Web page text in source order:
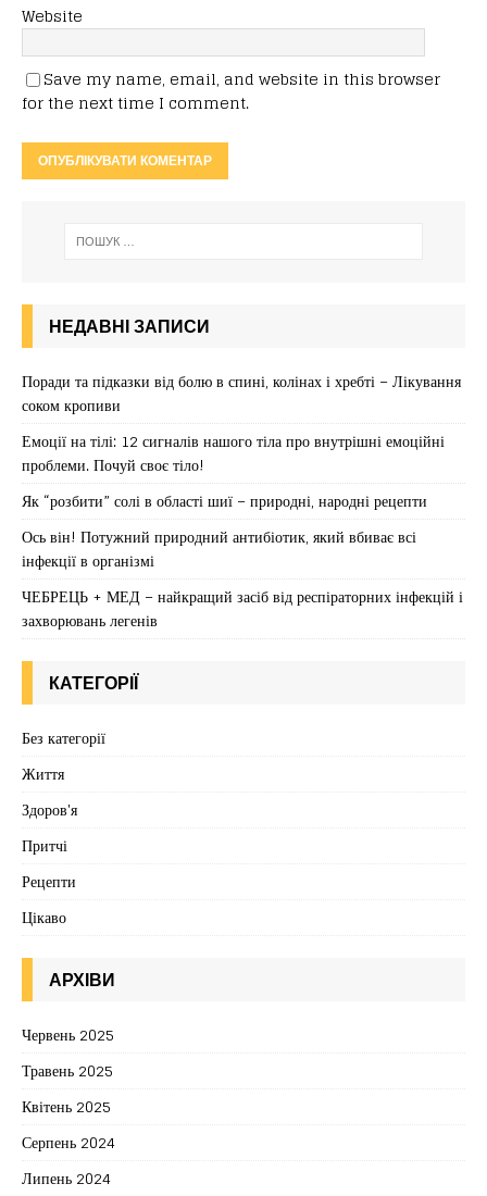
Website
Save my name, email, and website in this browser
for the next time I comment.
НЕДАВНІ ЗАПИСИ
Поради та підказки від болю в спині, колінах і хребті – Лікування
соком кропиви
Емоції на тілі: 12 сигналів нашого тіла про внутрішні емоційні
проблеми. Почуй своє тіло!
Як “розбити” солі в області шиї – природні, народні рецепти
Ось він! Потужний природний антибіотик, який вбиває всі
інфекції в організмі
ЧЕБРЕЦЬ + МЕД – найкращий засіб від респіраторних інфекцій і
захворювань легенів
КАТЕГОРІЇ
Без категорії
Життя
Здоров'я
Притчі
Рецепти
Цікаво
АРХІВИ
Червень 2025
Травень 2025
Квітень 2025
Серпень 2024
Липень 2024